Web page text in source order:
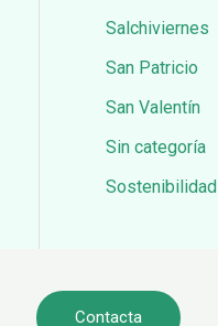
Salchiviernes
San Patricio
San Valentín
Sin categoría
Sostenibilidad
Contacta